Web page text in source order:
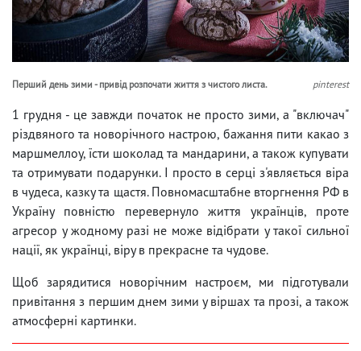
Перший день зими - привід розпочати життя з чистого листа. pinterest
1 грудня - це завжди початок не просто зими, а "включач"
різдвяного та новорічного настрою, бажання пити какао з
маршмеллоу, їсти шоколад та мандарини, а також купувати
та отримувати подарунки. І просто в серці з'являється віра
в чудеса, казку та щастя. Повномасштабне вторгнення РФ в
Україну повністю перевернуло життя українців, проте
агресор у жодному разі не може відібрати у такої сильної
нації, як українці, віру в прекрасне та чудове.
Щоб зарядитися новорічним настроєм, ми підготували
привітання з першим днем ​​зими у віршах та прозі, а також
атмосферні картинки.